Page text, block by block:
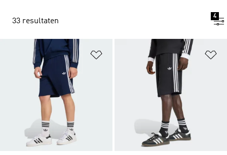
33 resultaten
4
Op verlanglijst zetten